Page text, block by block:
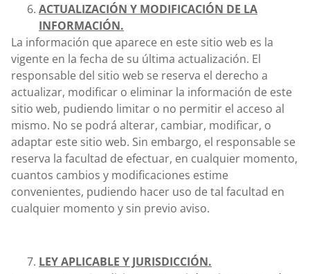
ACTUALIZACIÓN Y MODIFICACIÓN DE LA
INFORMACIÓN.
La información que aparece en este sitio web es la
vigente en la fecha de su última actualización. El
responsable del sitio web se reserva el derecho a
actualizar, modificar o eliminar la información de este
sitio web, pudiendo limitar o no permitir el acceso al
mismo. No se podrá alterar, cambiar, modificar, o
adaptar este sitio web. Sin embargo, el responsable se
reserva la facultad de efectuar, en cualquier momento,
cuantos cambios y modificaciones estime
convenientes, pudiendo hacer uso de tal facultad en
cualquier momento y sin previo aviso.
LEY APLICABLE Y JURISDICCIÓN.